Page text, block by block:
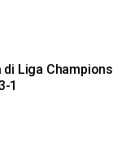
Liga Champions
1